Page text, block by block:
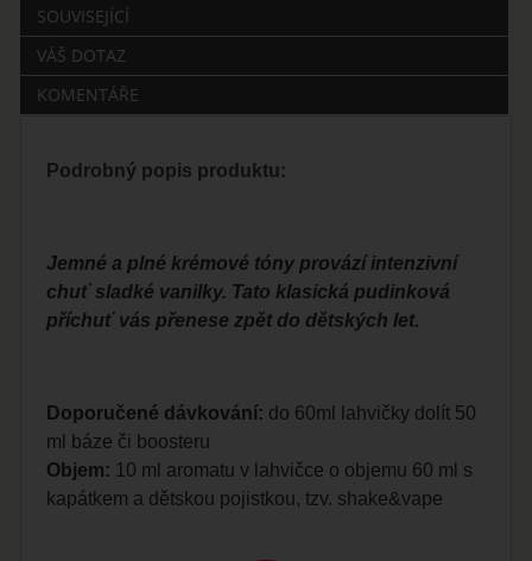
SOUVISEJÍCÍ
VÁŠ DOTAZ
KOMENTÁŘE
Podrobný popis produktu:
Jemné a plné krémové tóny provází intenzivní
chuť sladké vanilky. Tato klasická pudinková
příchuť vás přenese zpět do dětských let.
Doporučené dávkování: do 60ml lahvičky dolít 50
ml báze či boosteru
Objem: 10 ml aromatu v lahvičce o objemu 60 ml s
kapátkem a dětskou pojistkou, tzv. shake&vape